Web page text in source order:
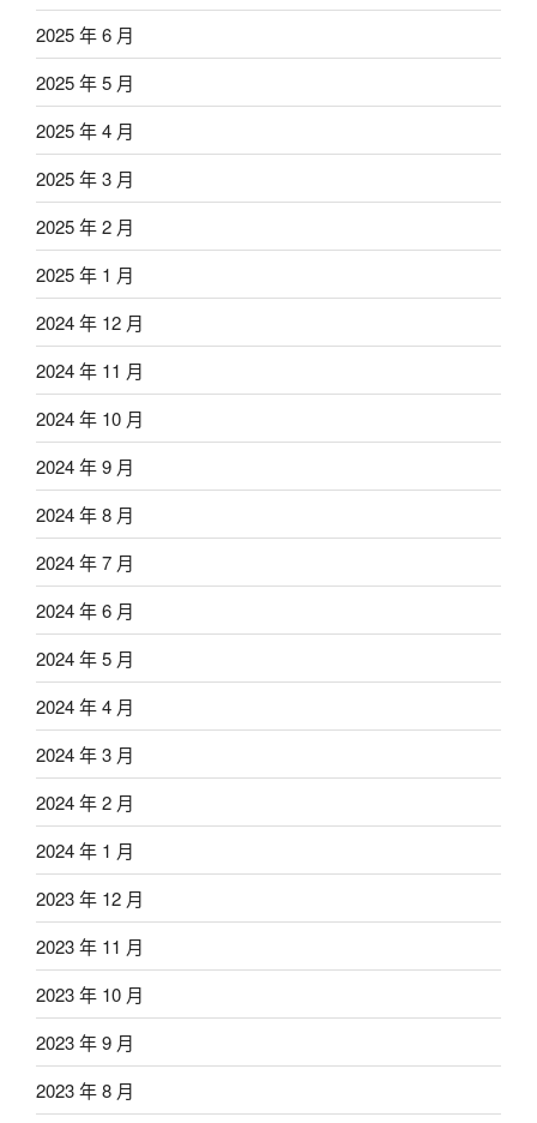
2025 年 6 月
2025 年 5 月
2025 年 4 月
2025 年 3 月
2025 年 2 月
2025 年 1 月
2024 年 12 月
2024 年 11 月
2024 年 10 月
2024 年 9 月
2024 年 8 月
2024 年 7 月
2024 年 6 月
2024 年 5 月
2024 年 4 月
2024 年 3 月
2024 年 2 月
2024 年 1 月
2023 年 12 月
2023 年 11 月
2023 年 10 月
2023 年 9 月
2023 年 8 月